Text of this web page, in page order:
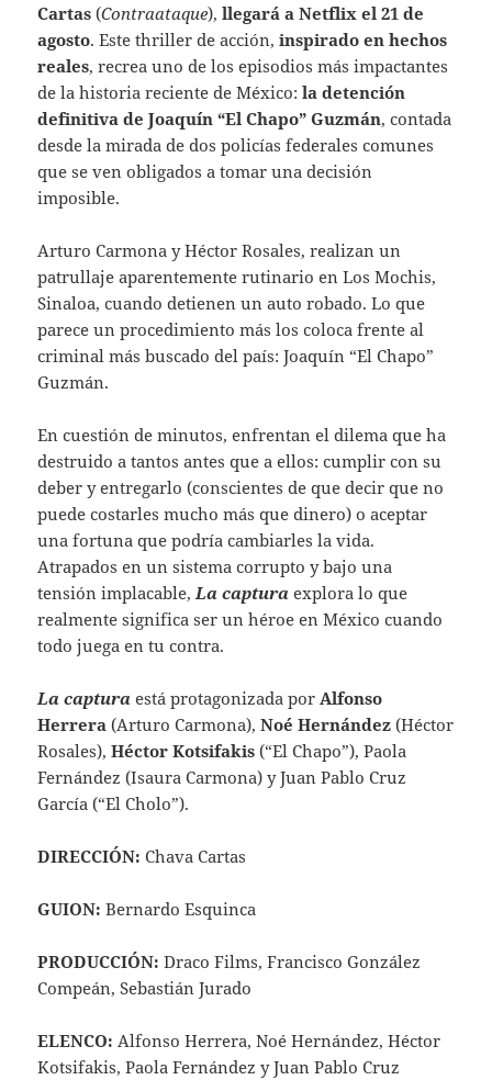
Cartas (Contraataque),llegará a Netflix el 21 de
agosto. Este thriller de acción,inspirado en hechos
reales, recrea uno de los episodios más impactantes
de la historia reciente de México:la detención
definitiva de Joaquín “El Chapo” Guzmán, contada
desde la mirada de dos policías federales comunes
que se ven obligados a tomar una decisión
imposible.
Arturo Carmona y Héctor Rosales, realizan un
patrullaje aparentemente rutinario en Los Mochis,
Sinaloa, cuando detienen un auto robado. Lo que
parece un procedimiento más los coloca frente al
criminal más buscado del país: Joaquín “El Chapo”
Guzmán.
En cuestión de minutos, enfrentan el dilema que ha
destruido a tantos antes que a ellos: cumplir con su
deber y entregarlo (conscientes de que decir que no
puede costarles mucho más que dinero) o aceptar
una fortuna que podría cambiarles la vida.
Atrapados en un sistema corrupto y bajo una
tensión implacable,La captura explora lo que
realmente significa ser un héroe en México cuando
todo juega en tu contra.
La captura está protagonizada porAlfonso
Herrera (Arturo Carmona),Noé Hernández(Héctor
Rosales),Héctor Kotsifakis (“El Chapo”), Paola
Fernández (Isaura Carmona) y Juan Pablo Cruz
García (“El Cholo”).
DIRECCIÓN: Chava Cartas
GUION: Bernardo Esquinca
PRODUCCIÓN: Draco Films, Francisco González
Compeán, Sebastián Jurado
ELENCO:Alfonso Herrera, Noé Hernández, Héctor
Kotsifakis, Paola Fernández y Juan Pablo Cruz